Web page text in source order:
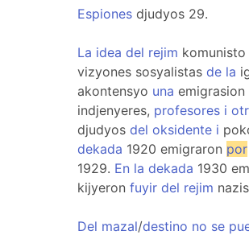
Espiones djudyos 29.
La idea del rejim
vizyones sosyalistas de la
akontensyo una emigrasion
indjenyeres, profesores i
djudyos del oksidente i
dekada 1920 emigraron por
1929. En la dekada 1930
kijyeron fuyir del rejim
Del mazal/destino no se